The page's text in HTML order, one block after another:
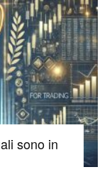
sono in